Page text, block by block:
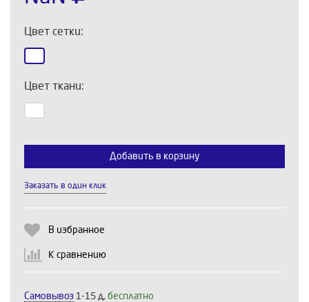
Цвет сетки:
Цвет ткани:
Добавить в корзину
Заказать в один клик
В избранное
К сравнению
Самовывоз 1-15 д, бесплатно